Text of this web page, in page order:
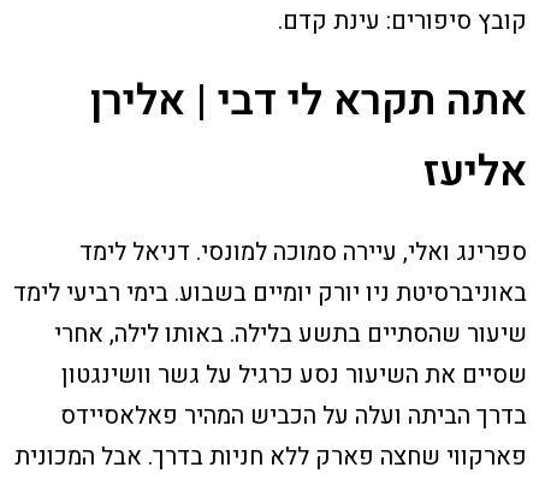
קובץ סיפורים: עינת קדם.
אתה תקרא לי דבי | אלירן
אליעז
ספרינג ואלי, עיירה סמוכה למונסי. דניאל לימד
באוניברסיטת ניו יורק יומיים בשבוע. בימי רביעי לימד
שיעור שהסתיים בתשע בלילה. באותו לילה, אחרי
שסיים את השיעור נסע כרגיל על גשר וושינגטון
בדרך הביתה ועלה על הכביש המהיר פאלאסיידס
פארקווי שחצה פארק ללא חניות בדרך. אבל המכונית